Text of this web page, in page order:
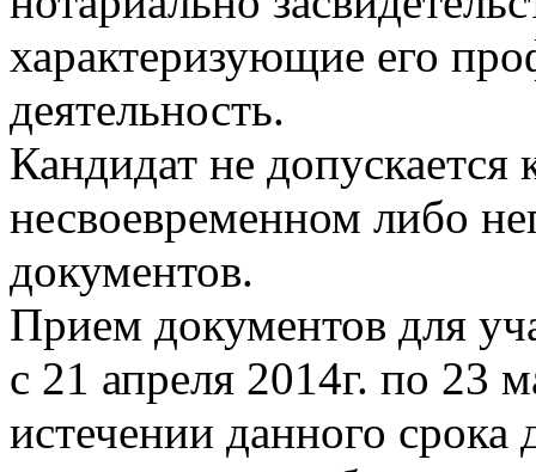
характеризующие его
деятельность.
Кандидат не
несвоевременном либо
документов.
Прием документов для
с 21 апреля 2014г. по 23
истечении данного